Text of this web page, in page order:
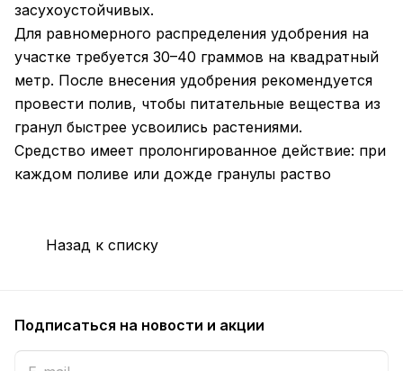
засухоустойчивых.
Для равномерного распределения удобрения на
участке требуется 30–40 граммов на квадратный
метр. После внесения удобрения рекомендуется
провести полив, чтобы питательные вещества из
гранул быстрее усвоились растениями.
Средство имеет пролонгированное действие: при
каждом поливе или дожде гранулы раство
Назад к списку
Подписаться на новости и акции